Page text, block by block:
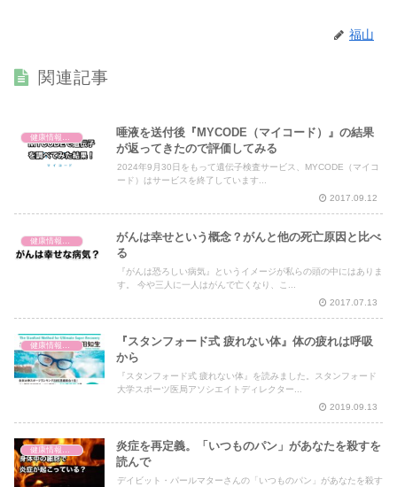
福山
関連記事
唾液を送付後『MYCODE（マイコード）』の結果
が返ってきたので評価してみる
2024年9月30日をもって遺伝子検査サービス、MYCODE（マイコ
ード）はサービスを終了しています...
2017.09.12
健康情報の読み解き・考え方
がんは幸せという概念？がんと他の死亡原因と比べ
る
『がんは恐ろしい病気』というイメージが私らの頭の中にはありま
す。 今や三人に一人はがんで亡くなり、こ...
2017.07.13
健康情報の読み解き・考え方
『スタンフォード式 疲れない体』体の疲れは呼吸
から
『スタンフォード式 疲れない体』を読みました。スタンフォード
大学スポーツ医局アソシエイトディレクター...
2019.09.13
健康情報の読み解き・考え方
炎症を再定義。「いつものパン」があなたを殺すを
読んで
デイビット・パールマターさんの「いつものパン」があなたを殺す